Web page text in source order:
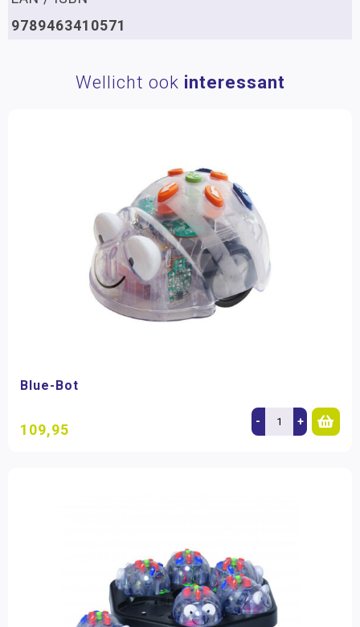
9789463410571
Wellicht ook interessant
Blue-Bot
109,95 - +